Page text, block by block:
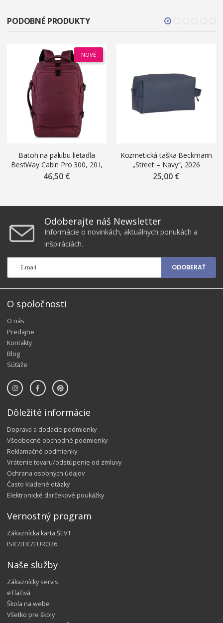
PODOBNÉ PRODUKTY
NOVÉ
Batoh na palubu lietadla
BestWay Cabin Pro 300, 20 l,
bordový
46,50 €
Kozmetická taška Beckmann
„Street – Navy“, 2026
25,00 €
Odoberajte náš Newsletter
Informácie o novinkách, aktuálnych ponukách a
inšpiráciách.
ODOBERAŤ
O spoločnosti
O nás
Predajne
Kontakty
Blog
Súťaže
Dôležité informácie
Doprava a dodacie podmienky
Všeobecné obchodné podmienky
Reklamačné podmienky
Vrátenie tovaru/odstúpenie od zmluvy
Ochrana osobných údajov
Často kladené otázky
Elektronické darčekové poukážky
Vernostný program
Zákaznícka karta ŠEVT
ISIC/ITIC/EURO26
Naše služby
Zákaznícky servis
eTlačivá
Škola na webe
Všetko pre školy